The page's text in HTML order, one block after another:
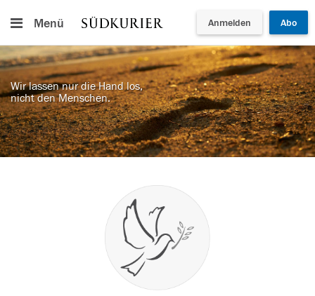
Menü Anmelden Abo
Wir lassen nur die Hand los,
nicht den Menschen.